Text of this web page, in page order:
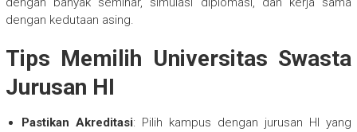
dengan kedutaan asing.
Tips Memilih Universitas Swasta
Jurusan HI
Pastikan Akreditasi: Pilih kampus dengan jurusan HI yang